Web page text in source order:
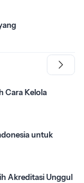
Cara Kelola
untuk
Akreditasi Unggul